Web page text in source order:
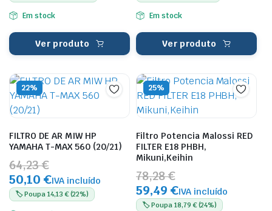
Em stock
Ver produto
Em stock
Ver produto
22%
FILTRO DE AR MIW HP
YAMAHA T-MAX 560 (20/21)
64,23 €
50,10 €IVA incluído
🏷️ Poupa 14,13 € (22%)
25%
Filtro Potencia Malossi RED
FILTER E18 PHBH,
Mikuni,Keihin
78,28 €
59,49 €IVA incluído
🏷️ Poupa 18,79 € (24%)